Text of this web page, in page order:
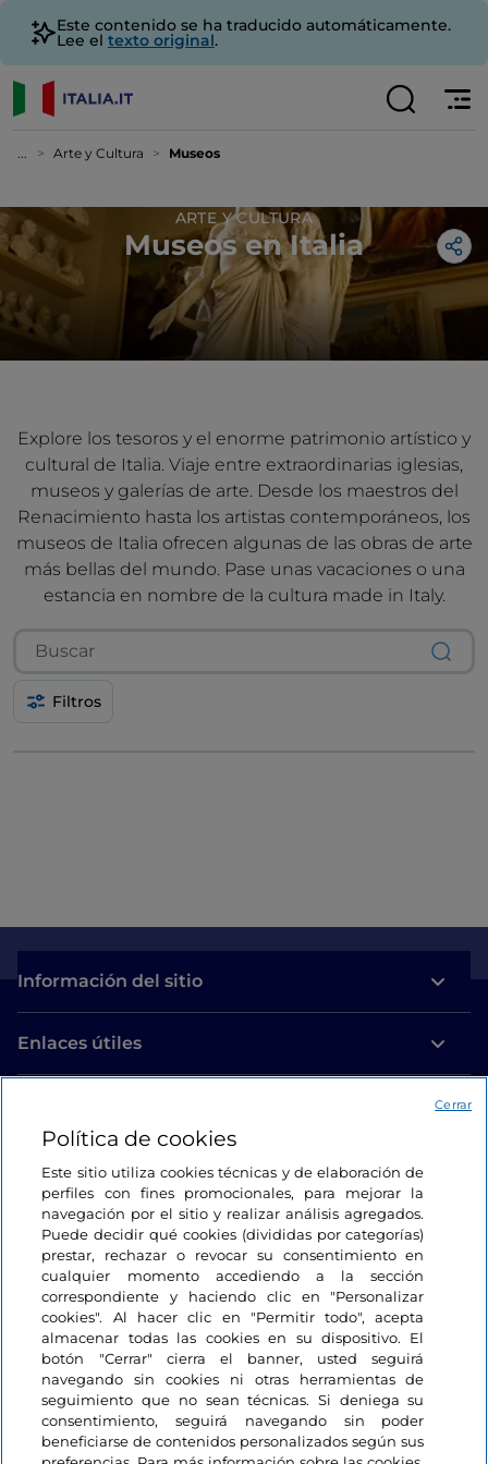
Este contenido se ha traducido automáticamente.
Lee el texto original.
... Arte y Cultura Museos
ARTE Y CULTURA
Museos en Italia
Explore los tesoros y el enorme patrimonio artístico y
cultural de Italia. Viaje entre extraordinarias iglesias,
museos y galerías de arte. Desde los maestros del
Renacimiento hasta los artistas contemporáneos, los
museos de Italia ofrecen algunas de las obras de arte
más bellas del mundo. Pase unas vacaciones o una
estancia en nombre de la cultura made in Italy.
Filtros
Información del sitio
Enlaces útiles
Estamos en contacto
Política de cookies
Este sitio utiliza cookies técnicas y de elaboración de
perfiles con fines promocionales, para mejorar la
navegación por el sitio y realizar análisis agregados.
Puede decidir qué cookies (divididas por categorías)
prestar, rechazar o revocar su consentimiento en
cualquier momento accediendo a la sección
correspondiente y haciendo clic en "Personalizar
cookies". Al hacer clic en "Permitir todo", acepta
almacenar todas las cookies en su dispositivo. El
botón "Cerrar" cierra el banner, usted seguirá
navegando sin cookies ni otras herramientas de
seguimiento que no sean técnicas. Si deniega su
consentimiento, seguirá navegando sin poder
beneficiarse de contenidos personalizados según sus
Cerrar